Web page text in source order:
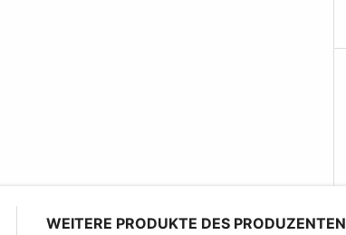
WEITERE PRODUKTE DES PRODUZENTEN